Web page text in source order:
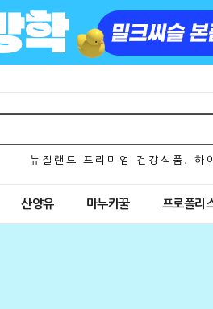
뉴 질 랜 드 프 리 미 엄 건 강 식 품 , 하
산양유 마누카꿀 프로폴리